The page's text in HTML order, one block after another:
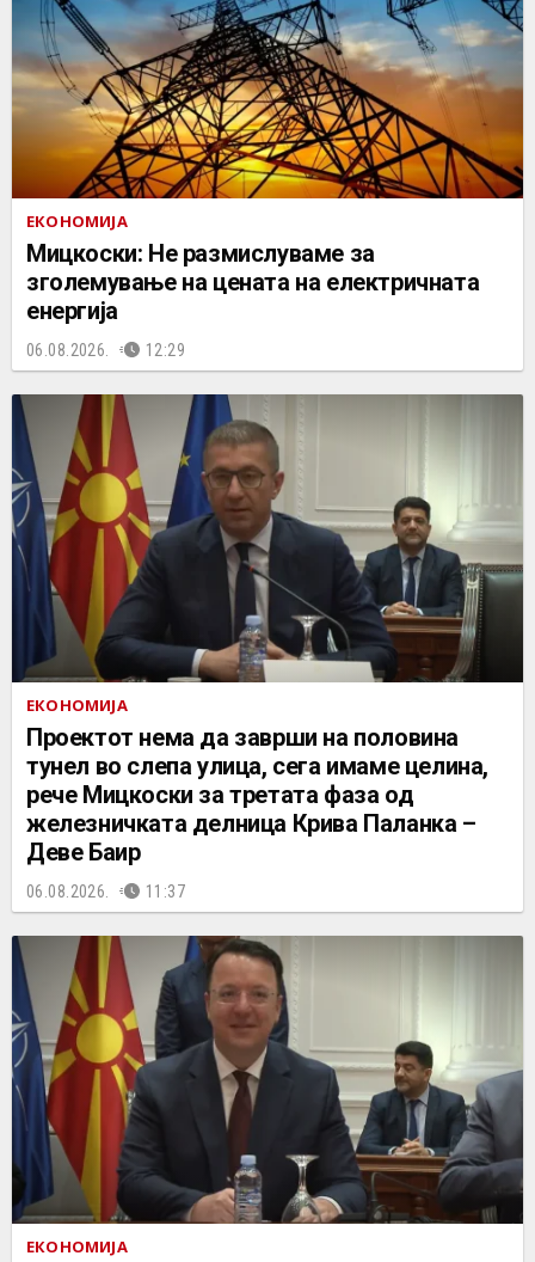
ЕКОНОМИЈА
Мицкоски: Не размислуваме за
зголемување на цената на електричната
енергија
06.08.2026. 12:29
ЕКОНОМИЈА
Проектот нема да заврши на половина
тунел во слепа улица, сега имаме целина,
рече Мицкоски за третата фаза од
железничката делница Крива Паланка –
Деве Баир
06.08.2026. 11:37
ЕКОНОМИЈА